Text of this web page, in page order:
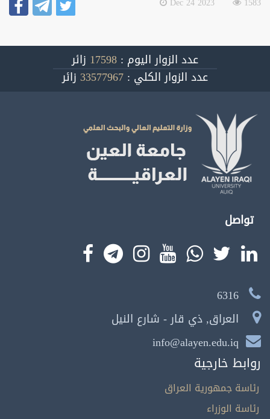
عدد الزوار اليوم : 17598 زائر
عدد الزوار الكلي : 33577967 زائر
تواصل
6316
العراق, ذي قار - شارع النيل
info@alayen.edu.iq
روابط خارجية
رئاسة جمهورية العراق
رئاسة الوزراء